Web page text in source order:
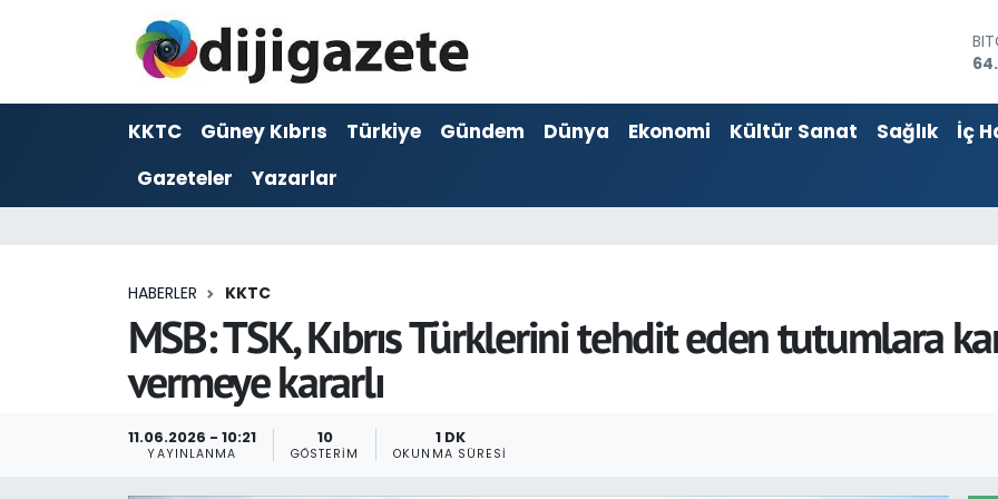
KKTC Güney Kıbrıs Türkiye Gündem Dünya Ekonomi Kültür Sanat Sağlık İç
Gazeteler
Yazarlar
HABERLER KKTC
MSB: TSK, Kıbrıs Türklerini tehdit eden tutumlara
vermeye kararlı
11.06.2026 - 10:21
YAYINLANMA
10
GÖSTERIM
1 DK
OKUNMA SÜRESI
ADVERTORIAL
Dijigazete
Foto Galeri
Hava Durumu
Trafik Durumu
Haber Arşivi